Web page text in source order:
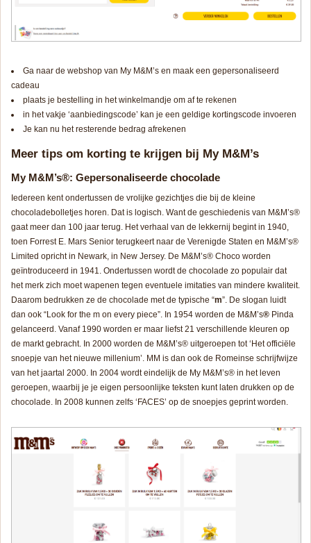
Ga naar de webshop van My M&M’s en maak een gepersonaliseerd
cadeau
plaats je bestelling in het winkelmandje om af te rekenen
in het vakje ‘aanbiedingscode’ kan je een geldige kortingscode invoeren
Je kan nu het resterende bedrag afrekenen
Meer tips om korting te krijgen bij My M&M’s
My M&M’s®: Gepersonaliseerde chocolade
Iedereen kent ondertussen de vrolijke gezichtjes die bij de kleine
chocoladebolletjes horen. Dat is logisch. Want de geschiedenis van M&M’s®
gaat meer dan 100 jaar terug. Het verhaal van de lekkernij begint in 1940,
toen Forrest E. Mars Senior terugkeert naar de Verenigde Staten en M&M’s®
Limited opricht in Newark, in New Jersey. De M&M’s® Choco worden
geïntroduceerd in 1941. Ondertussen wordt de chocolade zo populair dat
het merk zich moet wapenen tegen eventuele imitaties van mindere kwaliteit.
Daarom bedrukken ze de chocolade met de typische “m”. De slogan luidt
dan ook “Look for the m on every piece”. In 1954 worden de M&M’s® Pinda
gelanceerd. Vanaf 1990 worden er maar liefst 21 verschillende kleuren op
de markt gebracht. In 2000 worden de M&M’s® uitgeroepen tot ‘Het officiële
snoepje van het nieuwe millenium’. MM is dan ook de Romeinse schrijfwijze
van het jaartal 2000. In 2004 wordt eindelijk de My M&M’s® in het leven
geroepen, waarbij je je eigen persoonlijke teksten kunt laten drukken op de
chocolade. In 2008 kunnen zelfs ‘FACES’ op de snoepjes geprint worden.